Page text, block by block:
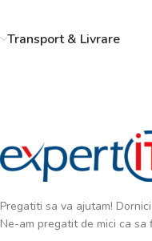
Transport & Livrare
Pregatiti sa va ajutam!
Ne-am pregatit de mici ca sa